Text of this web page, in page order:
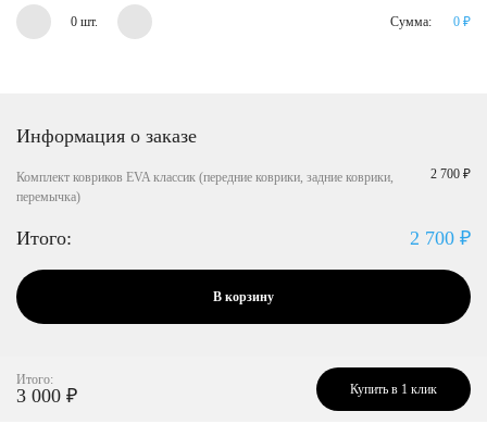
0 шт. Сумма: 0 ₽
Информация о заказе
Комплект ковриков EVA классик (передние коврики, задние коврики,
перемычка)
2 700 ₽
Итого: 2 700 ₽
В корзину
Итого:
3 000 ₽ Купить в 1 клик